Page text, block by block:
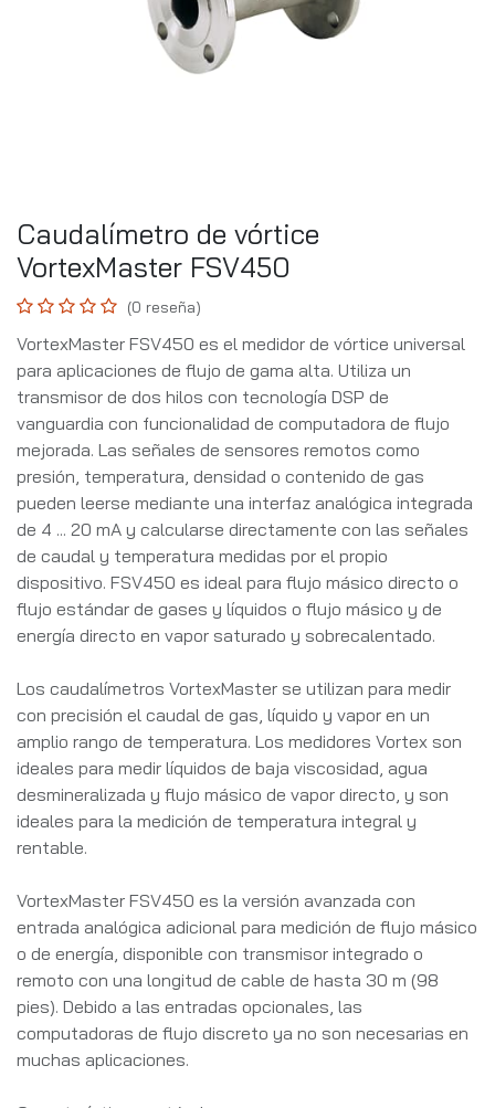
Caudalímetro de vórtice
VortexMaster FSV450
(0 reseña)
VortexMaster FSV450 es el medidor de vórtice universal
para aplicaciones de flujo de gama alta. Utiliza un
transmisor de dos hilos con tecnología DSP de
vanguardia con funcionalidad de computadora de flujo
mejorada. Las señales de sensores remotos como
presión, temperatura, densidad o contenido de gas
pueden leerse mediante una interfaz analógica integrada
de 4 ... 20 mA y calcularse directamente con las señales
de caudal y temperatura medidas por el propio
dispositivo. FSV450 es ideal para flujo másico directo o
flujo estándar de gases y líquidos o flujo másico y de
energía directo en vapor saturado y sobrecalentado.
Los caudalímetros VortexMaster se utilizan para medir
con precisión el caudal de gas, líquido y vapor en un
amplio rango de temperatura. Los medidores Vortex son
ideales para medir líquidos de baja viscosidad, agua
desmineralizada y flujo másico de vapor directo, y son
ideales para la medición de temperatura integral y
rentable.
VortexMaster FSV450 es la versión avanzada con
entrada analógica adicional para medición de flujo másico
o de energía, disponible con transmisor integrado o
remoto con una longitud de cable de hasta 30 m (98
pies). Debido a las entradas opcionales, las
computadoras de flujo discreto ya no son necesarias en
muchas aplicaciones.